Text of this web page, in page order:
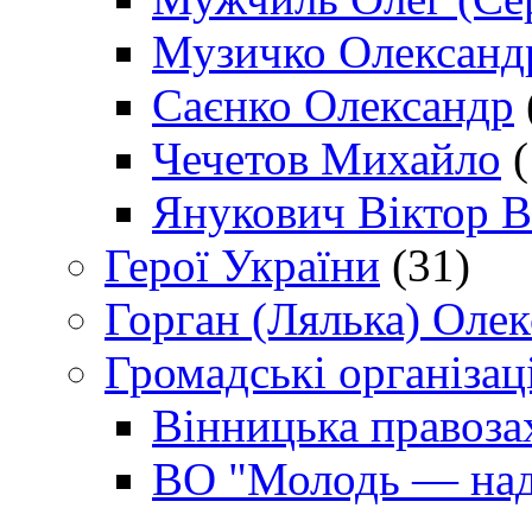
Музичко
Саєнко Олександр
Чечетов Михайло
Янукович Віктор
Герої України (31)
Горган (Лялька)
Громадські
Вінницька
ВО "Молодь —